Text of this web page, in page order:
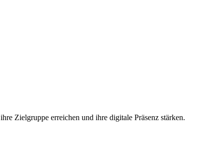
Zielgruppe erreichen und ihre digitale Präsenz stärken.